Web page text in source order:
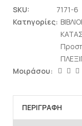
SKU:
7171-6
Κατηγορίες:
Μοιράσου:
ΠΕΡΙΓΡΑΦΉ